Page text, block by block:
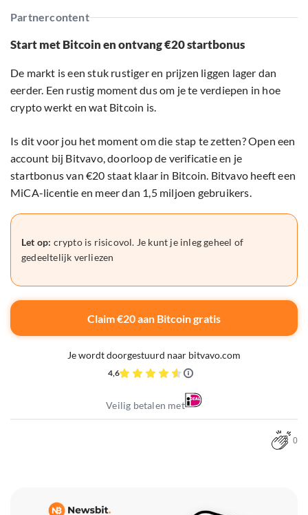
Partnercontent
Start met Bitcoin en ontvang €20 startbonus
De markt is een stuk rustiger en prijzen liggen lager dan
eerder. Een rustig moment dus om je te verdiepen in hoe
crypto werkt en wat Bitcoin is.
Is dit voor jou het moment om die stap te zetten? Open een
account bij Bitvavo, doorloop de verificatie en je
startbonus van €20 staat klaar in Bitcoin. Bitvavo heeft een
MiCA-licentie en meer dan 1,5 miljoen gebruikers.
Let op: crypto is risicovol. Je kunt je inleg geheel of
gedeeltelijk verliezen
Claim €20 aan Bitcoin gratis
Je wordt doorgestuurd naar bitvavo.com
4,6
Veilig betalen met
0